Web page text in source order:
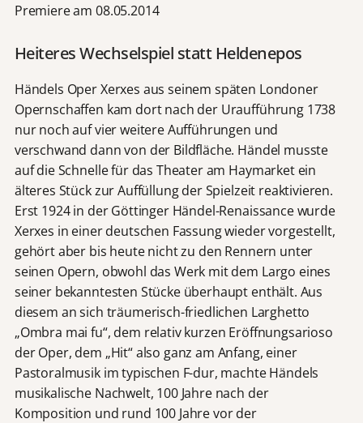
Premiere am 08.05.2014
Heiteres Wechselspiel statt Heldenepos
Händels Oper Xerxes aus seinem späten Londoner
Opernschaffen kam dort nach der Uraufführung 1738
nur noch auf vier weitere Aufführungen und
verschwand dann von der Bildfläche. Händel musste
auf die Schnelle für das Theater am Haymarket ein
älteres Stück zur Auffüllung der Spielzeit reaktivieren.
Erst 1924 in der Göttinger Händel-Renaissance wurde
Xerxes in einer deutschen Fassung wieder vorgestellt,
gehört aber bis heute nicht zu den Rennern unter
seinen Opern, obwohl das Werk mit dem Largo eines
seiner bekanntesten Stücke überhaupt enthält. Aus
diesem an sich träumerisch-friedlichen Larghetto
„Ombra mai fu“, dem relativ kurzen Eröffnungsarioso
der Oper, dem „Hit“ also ganz am Anfang, einer
Pastoralmusik im typischen F-dur, machte Händels
musikalische Nachwelt, 100 Jahre nach der
Komposition und rund 100 Jahre vor der